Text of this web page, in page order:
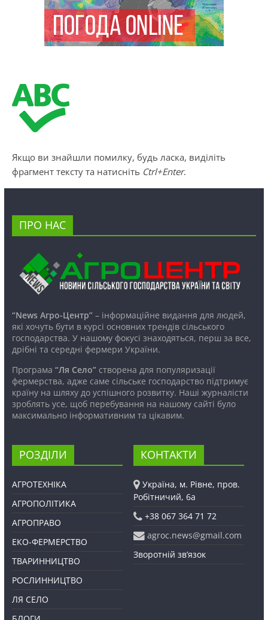
Якщо ви знайшли помилку, будь ласка, виділіть
фрагмент тексту та натисніть Ctrl+Enter.
ПРО НАС
“News Агро-Центр”– інформаційне видання для людей,
які хочуть бути в курсі основних трендів сільського
господарства. У нашому фокусі знаходяться, перш за все,
дрібні та середні фермери України.
Програма “Ля Село”створена для популяризації
фермерства, адже саме сільське господарство підтримує
країну на шляху до успішного розвитку. Наші журналісти
зроблять усе, щоб перебування на нашому сайті було
максимально інформативним та цікавим.
РОЗДІЛИ
АГРОТЕХНІКА
АГРОПОЛІТИКА
АГРОПРАВО
ЕКО-ФЕРМЕРСТВО
ТВАРИННИЦТВО
РОСЛИННИЦТВО
ЛЯ СЕЛО
КОНТАКТИ
Україна, м. Рівне, пров.
Робітничий, 6а
+38 067 364 71 72
agroc.news@gmail.com
Зворотній зв’язок